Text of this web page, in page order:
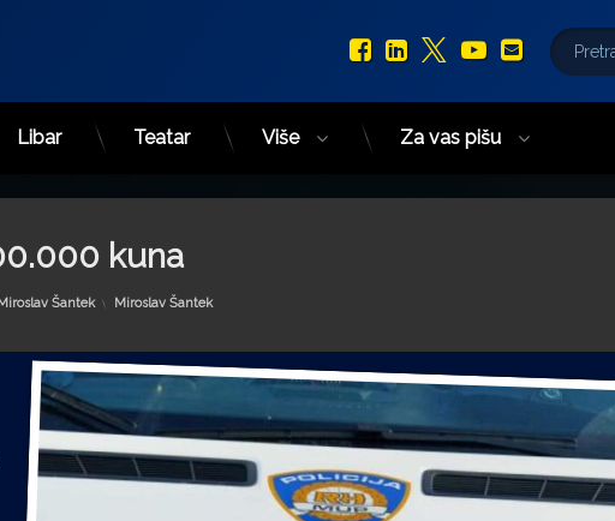
Facebook
LinkedIn
X.com
YouTube
E-mail
Pretraži:
Libar Teatar Više Za vas pišu
kuna
Šantek Kategorije:
Miroslav Šantek